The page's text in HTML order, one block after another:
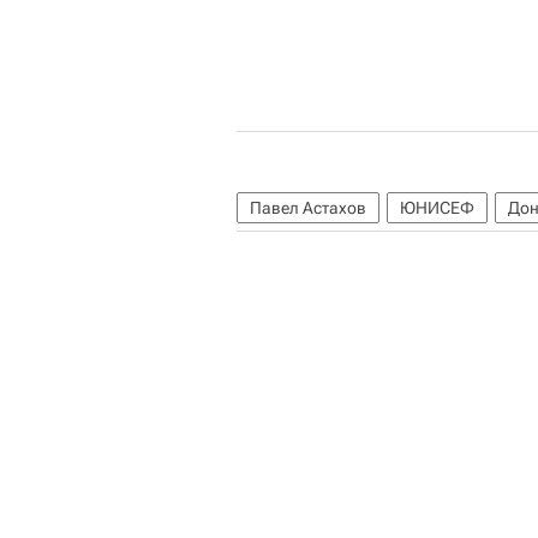
Павел Астахов ЮНИСЕФ